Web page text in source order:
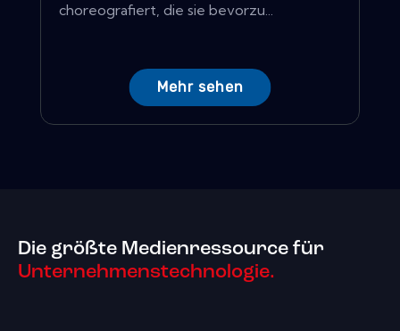
choreografiert, die sie bevorzu...
Mehr sehen
Die größte Medienressource für
Unternehmenstechnologie.